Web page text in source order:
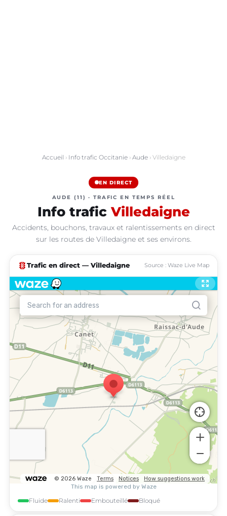
Accueil › Info trafic Occitanie› Aude› Villedaigne
EN DIRECT
AUDE (11) · TRAFIC EN TEMPS RÉEL
Info trafic Villedaigne
Accidents, bouchons, travaux et ralentissements en direct
sur les routes de Villedaigne et ses environs.
traffic Trafic en direct — Villedaigne Source : Waze Live Map
Fluide Ralenti Embouteillé Bloqué